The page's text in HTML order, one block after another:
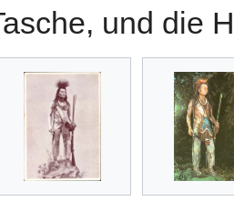
und die